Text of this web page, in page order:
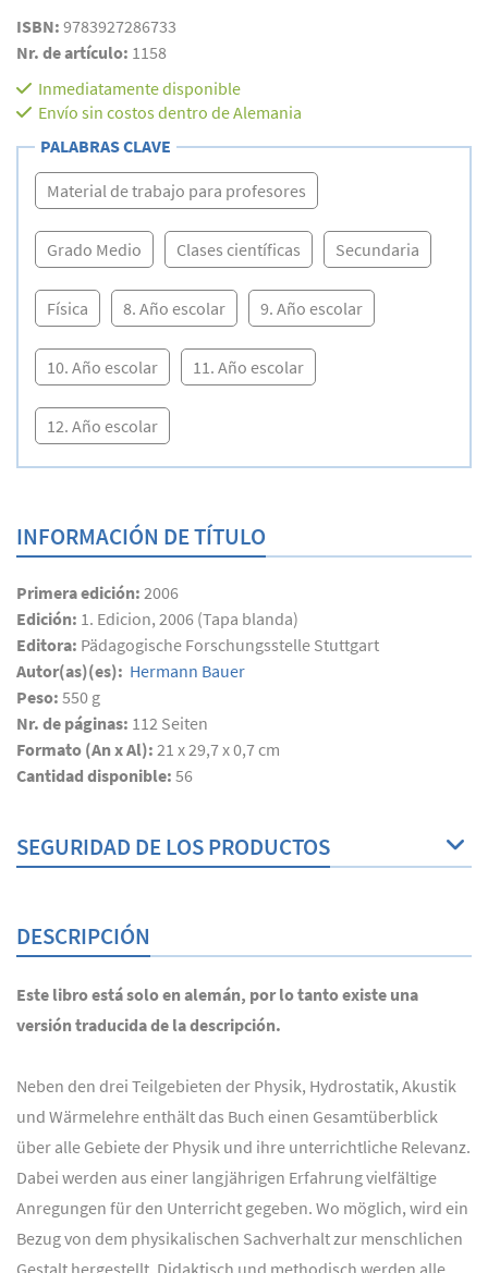
ISBN: 9783927286733
Nr. de artículo: 1158
Inmediatamente disponible
Envío sin costos dentro de Alemania
PALABRAS CLAVE
Material de trabajo para profesores
Grado Medio Clases científicas Secundaria
Física 8. Año escolar 9. Año escolar
10. Año escolar 11. Año escolar
12. Año escolar
INFORMACIÓN DE TÍTULO
Primera edición: 2006
Edición: 1. Edicion, 2006 (Tapa blanda)
Editora: Pädagogische Forschungsstelle Stuttgart
Autor(as)(es): Hermann Bauer
Peso: 550 g
Nr. de páginas: 112 Seiten
Formato (An x Al): 21 x 29,7 x 0,7 cm
Cantidad disponible: 56
SEGURIDAD DE LOS PRODUCTOS
DESCRIPCIÓN
Este libro está solo en alemán, por lo tanto existe una
versión traducida de la descripción.
Neben den drei Teilgebieten der Physik, Hydrostatik, Akustik
und Wärmelehre enthält das Buch einen Gesamtüberblick
über alle Gebiete der Physik und ihre unterrichtliche Relevanz.
Dabei werden aus einer langjährigen Erfahrung vielfältige
Anregungen für den Unterricht gegeben. Wo möglich, wird ein
Bezug von dem physikalischen Sachverhalt zur menschlichen
Gestalt hergestellt. Didaktisch und methodisch werden alle